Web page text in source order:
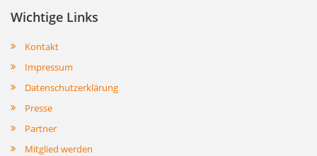
Wichtige Links
Kontakt
Impressum
Datenschutzerklärung
Presse
Partner
Mitglied werden